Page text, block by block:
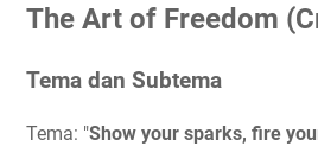
The Art of Freedom
Tema dan Subtema
Tema: "Show your sparks, fire